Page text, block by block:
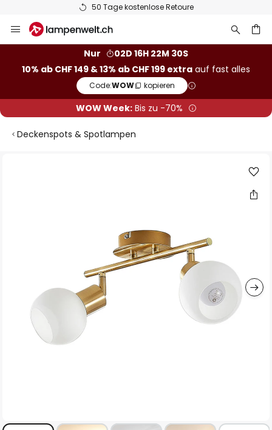
50 Tage kostenlose Retoure
Inhalt
Nur
02D 16H 22M 29S
10% ab CHF 149 & 13% ab CHF 199 extra auf fast alles
Code:WOW kopieren
WOW Week:Bis zu -70%
Deckenspots & Spotlampen